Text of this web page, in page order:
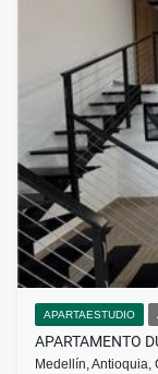
APARTAESTUDIO
APARTAMENTO
Medellín, Antioquia,